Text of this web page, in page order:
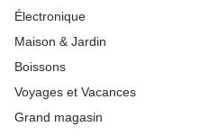
Électronique
Maison & Jardin
Boissons
Voyages et Vacances
Grand magasin